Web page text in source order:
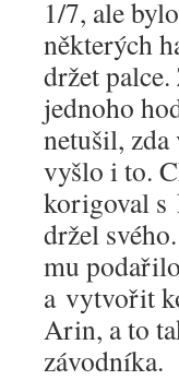
1/7, ale
některých
držet
jednoho
netušil, zda
vyšlo i to.
korigoval s
držel
mu
a vytvořit
Arin, a to
závodníka.